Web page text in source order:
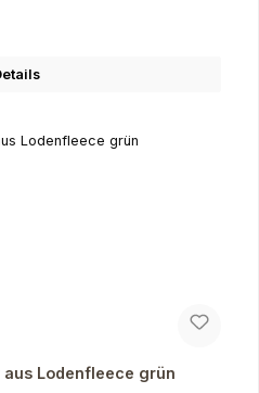
aus Lodenfleece grün